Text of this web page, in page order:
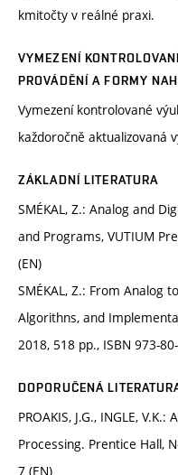
kmitočty v reálné praxi.
VYMEZENÍ
PROVÁDĚNÍ A FORMY
Vymezení kontrolované
každoročně aktualizovaná
ZÁKLADNÍ LITERATURA
SMÉKAL, Z.: Analog and
and Programs, VUTIUM
(EN)
SMÉKAL, Z.: From Analog
Algorithns, and
2018, 518 pp., ISBN 973-
DOPORUČENÁ
PROAKIS, J.G., INGLE,
Processing. Prentice Hall,
7 (EN)